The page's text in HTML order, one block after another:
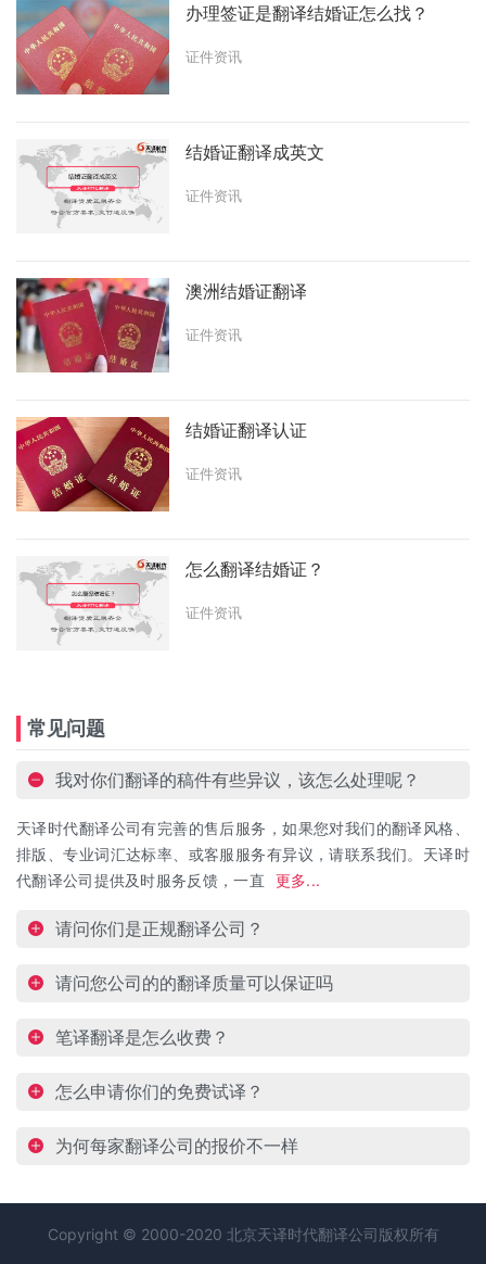
办理签证是翻译结婚证怎么找？
证件资讯
结婚证翻译成英文
证件资讯
澳洲结婚证翻译
证件资讯
结婚证翻译认证
证件资讯
怎么翻译结婚证？
证件资讯
常见问题
我对你们翻译的稿件有些异议，该怎么处理呢？
天译时代翻译公司有完善的售后服务，如果您对我们的翻译风格、
排版、专业词汇达标率、或客服服务有异议，请联系我们。天译时
代翻译公司提供及时服务反馈，一直
更多...
请问你们是正规翻译公司？
请问您公司的的翻译质量可以保证吗
笔译翻译是怎么收费？
怎么申请你们的免费试译？
为何每家翻译公司的报价不一样
Copyright © 2000-2020 北京天译时代翻译公司版权所有